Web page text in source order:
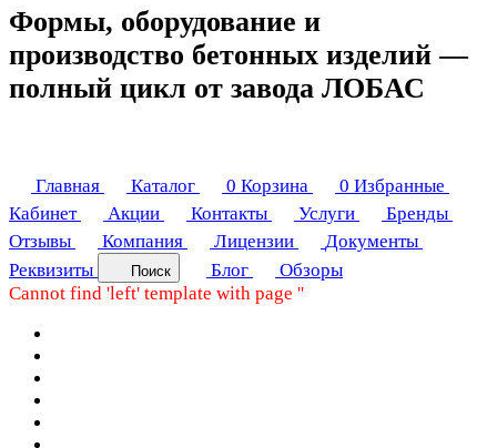
Формы, оборудование и
производство бетонных изделий —
полный цикл от завода ЛОБАС
Главная Каталог 0 Корзина 0 Избранные
Кабинет
Акции Контакты Услуги
Бренды
Отзывы
Компания Лицензии
Документы
Реквизиты
Поиск Блог
Обзоры
Cannot find 'left' template with page ''